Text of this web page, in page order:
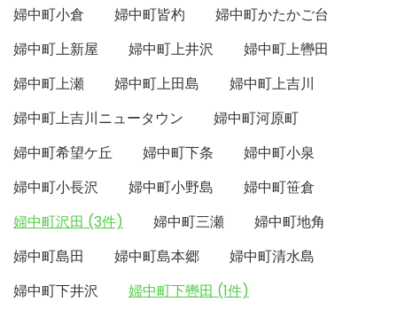
婦中町小倉
婦中町皆杓
婦中町かたかご台
婦中町上新屋
婦中町上井沢
婦中町上轡田
婦中町上瀬
婦中町上田島
婦中町上吉川
婦中町上吉川ニュータウン
婦中町河原町
婦中町希望ケ丘
婦中町下条
婦中町小泉
婦中町小長沢
婦中町小野島
婦中町笹倉
婦中町沢田 (3件)
婦中町三瀬
婦中町地角
婦中町島田
婦中町島本郷
婦中町清水島
婦中町下井沢
婦中町下轡田 (1件)